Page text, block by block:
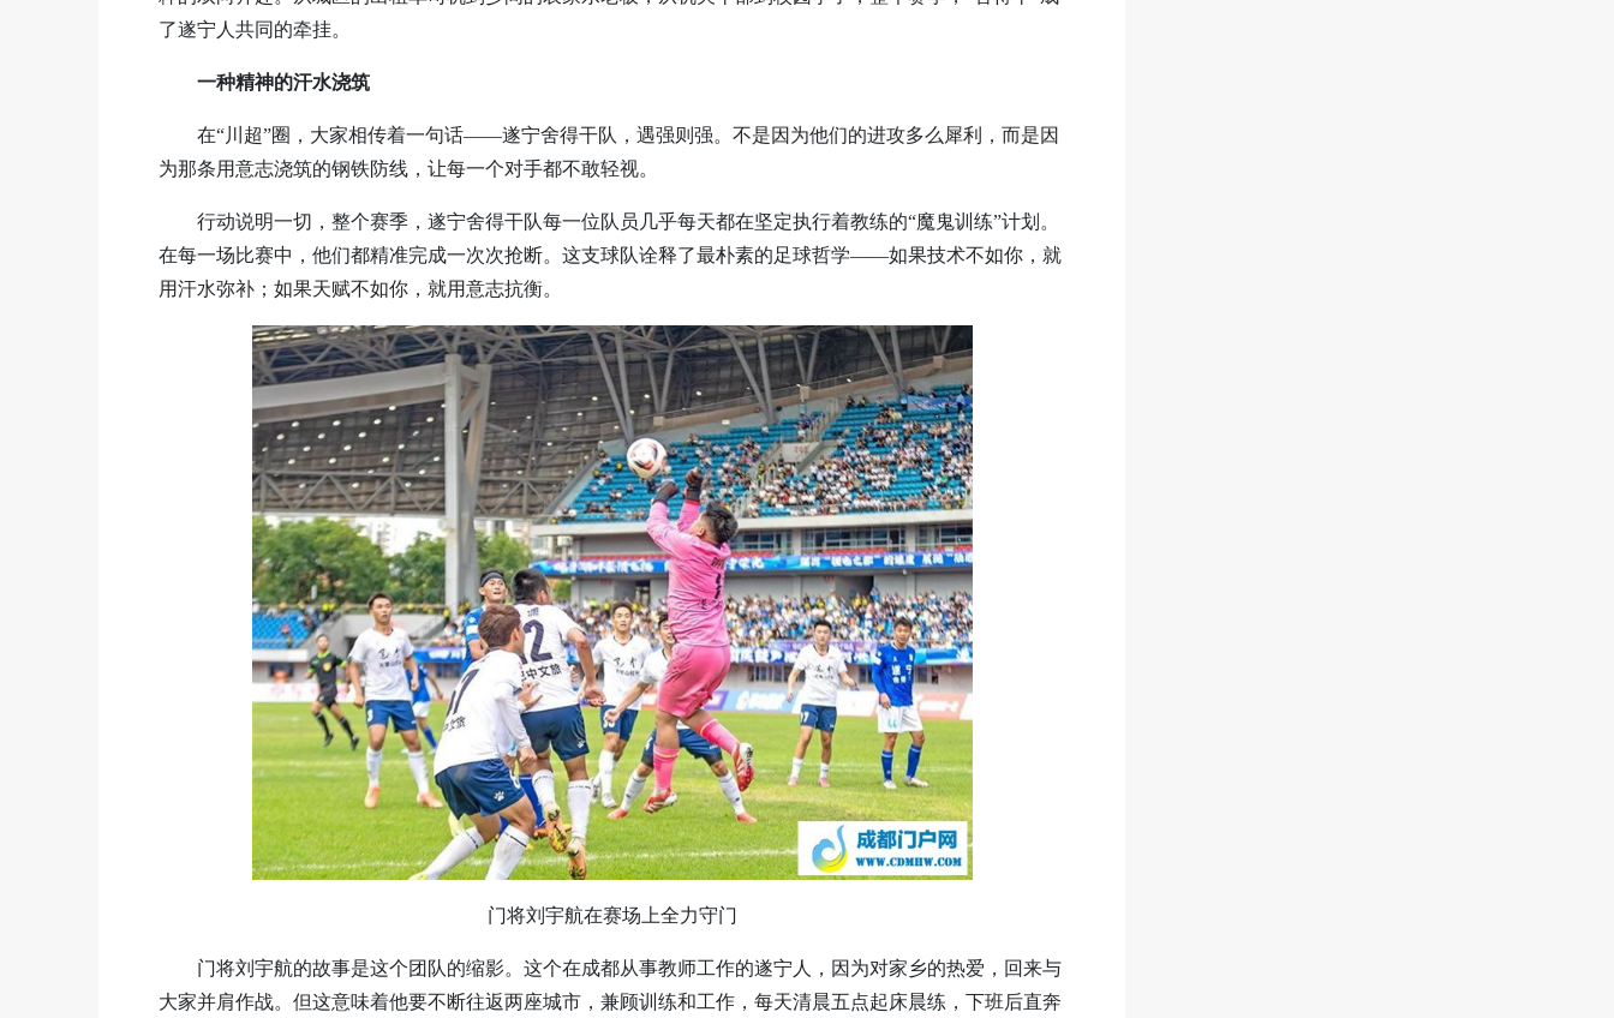
了遂宁人共同的牵挂。
一种精神的汗水浇筑
在“川超”圈，大家相传着一句话——遂宁舍得干队，遇强则强。不是因为他们的进攻多么犀利，而是因
为那条用意志浇筑的钢铁防线，让每一个对手都不敢轻视。
行动说明一切，整个赛季，遂宁舍得干队每一位队员几乎每天都在坚定执行着教练的“魔鬼训练”计划。
在每一场比赛中，他们都精准完成一次次抢断。这支球队诠释了最朴素的足球哲学——如果技术不如你，就
用汗水弥补；如果天赋不如你，就用意志抗衡。
门将刘宇航在赛场上全力守门
门将刘宇航的故事是这个团队的缩影。这个在成都从事教师工作的遂宁人，因为对家乡的热爱，回来与
大家并肩作战。但这意味着他要不断往返两座城市，兼顾训练和工作，每天清晨五点起床晨练，下班后直奔